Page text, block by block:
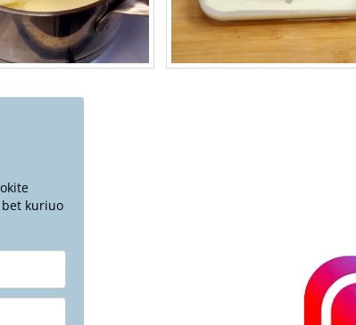
kuriuo